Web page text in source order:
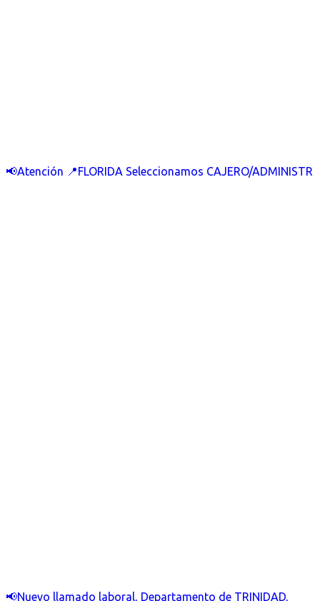
📢Atención 📍FLORIDA Seleccionamos CAJERO/ADMINISTR
📢Nuevo llamado laboral, Departamento de TRINIDAD,